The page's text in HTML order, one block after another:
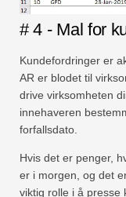
# 4 - Mal for
Kundefordringer er
AR er blodet til
drive virksomheten
innehaveren
forfallsdato.
Hvis det er penger,
er i morgen, og det
viktig rolle i å presse